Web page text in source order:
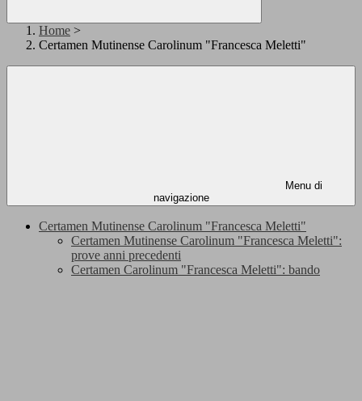
Home >
Certamen Mutinense Carolinum "Francesca Meletti"
Menu di
navigazione
Certamen Mutinense Carolinum "Francesca Meletti"
Certamen Mutinense Carolinum "Francesca Meletti":
prove anni precedenti
Certamen Carolinum "Francesca Meletti": bando